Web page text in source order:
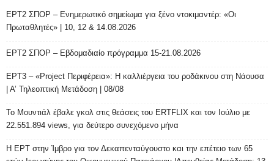
ΕΡΤ2 ΣΠΟΡ – Ενημερωτικό σημείωμα για ξένο ντοκιμαντέρ: «Οι
Πρωταθλητές» | 10, 12 & 14.08.2026
ΕΡΤ2 ΣΠΟΡ – Εβδομαδιαίο πρόγραμμα 15-21.08.2026
ΕΡΤ3 – «Project Περιφέρεια»: Η καλλιέργεια του ροδάκινου στη Νάουσα
| Α’ Τηλεοπτική Μετάδοση | 08/08
Το Μουντιάλ έβαλε γκολ στις θεάσεις του ERTFLIX και τον Ιούλιο με
22.551.894 views, για δεύτερο συνεχόμενο μήνα
Η ΕΡΤ στην Ίμβρο για τον Δεκαπενταύγουστο και την επέτειο των 65